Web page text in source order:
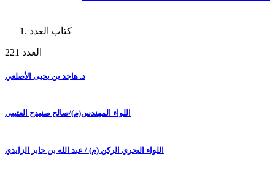
كتاب العدد
العدد 221
د. هاجد بن يحيى الأصلعي
اللواء المهندس(م)/صالح صنيدح العتيبي
اللواء البحري الركن (م) / عبد الله بن جابر الزايدي